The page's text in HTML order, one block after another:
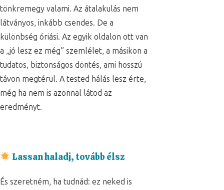
tönkremegy valami. Az átalakulás nem
látványos, inkább csendes. De a
különbség óriási. Az egyik oldalon ott van
a „jó lesz ez még” szemlélet, a másikon a
tudatos, biztonságos döntés, ami hosszú
távon megtérül. A tested hálás lesz érte,
még ha nem is azonnal látod az
eredményt.
Lassan haladj, tovább élsz
És szeretném, ha tudnád: ez neked is